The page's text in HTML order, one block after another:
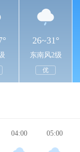
26~31°
东南风2级
优
04:00 05:00